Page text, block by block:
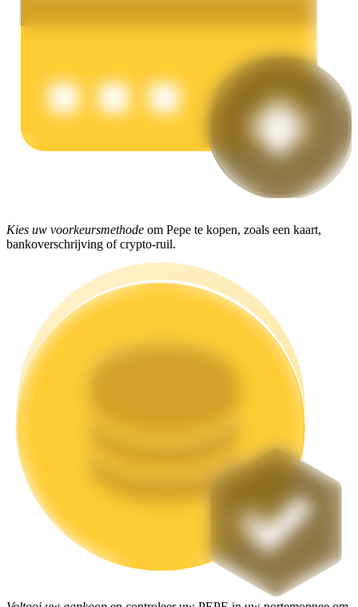
Macht varkentje
Verdien dagelijks competitieve beloningen
Hoog rendement en directe toegang
Flexibel staken om populaire tokens te verdienen.
Kies uw voorkeursmethode om Pepe te kopen, zoals een kaart,
bankoverschrijving of crypto-ruil.